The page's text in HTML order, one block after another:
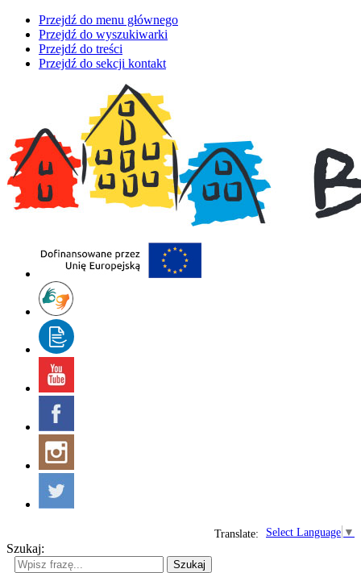
Przejdź do menu głównego
Przejdź do wyszukiwarki
Przejdź do treści
Przejdź do sekcji kontakt
Select Language ▼
Translate:
Szukaj:
Szukaj